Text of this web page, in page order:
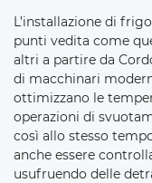
L’installazione di
punti vedita come
altri a partire da
di macchinari
ottimizzano le
operazioni di
così allo stesso
anche essere
usufruendo delle